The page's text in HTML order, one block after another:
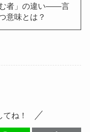
む者」の違い――言
意味とは？
ね！